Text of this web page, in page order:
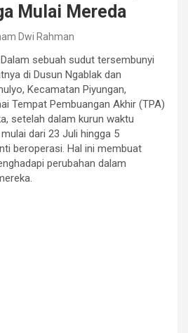
Mulai Mereda
Dwi Rahman
sebuah sudut tersembunyi
di Dusun Ngablak dan
Kecamatan Piyungan,
Tempat Pembuangan Akhir (TPA)
setelah dalam kurun waktu
dari 23 Juli hingga 5
beroperasi. Hal ini membuat
perubahan dalam